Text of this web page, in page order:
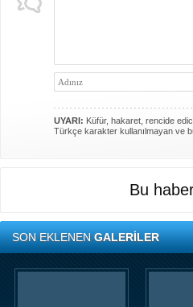
UYARI: Küfür, hakaret, rencide
Türkçe karakter kullanılmayan ve
Bu
SON EKLENENGALERİLER